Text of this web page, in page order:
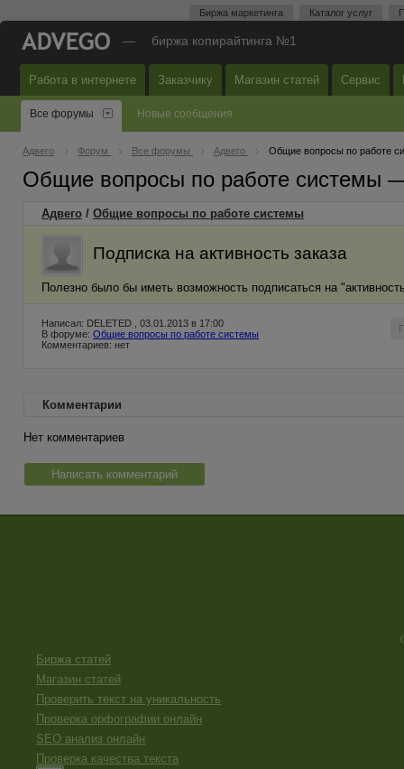
Биржа маркетинга Каталог услуг
— биржа копирайтинга №1
Работа в интернете Заказчику Магазин статей Сервис
Все форумы Новые сообщения
Адвего Форум Все форумы Адвего Общие вопросы по работе
Общие вопросы по работе системы
Адвего / Общие вопросы по работе системы
Подписка на активность заказа
Полезно было бы иметь возможность подписаться на
Написал: DELETED , 03.01.2013 в 17:00
В форуме: Общие вопросы по работе системы
Комментариев: нет
Комментарии
Нет комментариев
Написать комментарий
Биржа статей
Магазин статей
Проверить текст на уникальность
Проверка орфографии онлайн
SEO анализ онлайн
Проверка качества текста